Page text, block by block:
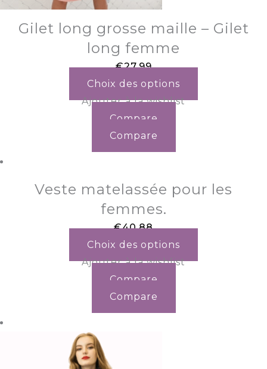
Gilet long grosse maille – Gilet
long femme
€27.99
Choix des options
Ajouter à la wishlist
Compare
Compare
Veste matelassée pour les
femmes.
€40.88
Choix des options
Ajouter à la wishlist
Compare
Compare